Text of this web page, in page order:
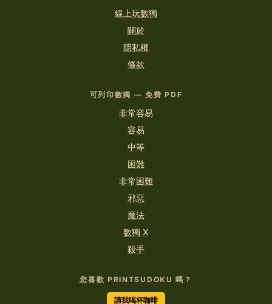
線上玩數獨
關於
隱私權
條款
可列印數獨 — 免费 PDF
非常容易
容易
中等
困難
非常困難
邪惡
魔法
數獨 X
殺手
您喜歡 PRINTSUDOKU 嗎？
請我喝杯咖啡